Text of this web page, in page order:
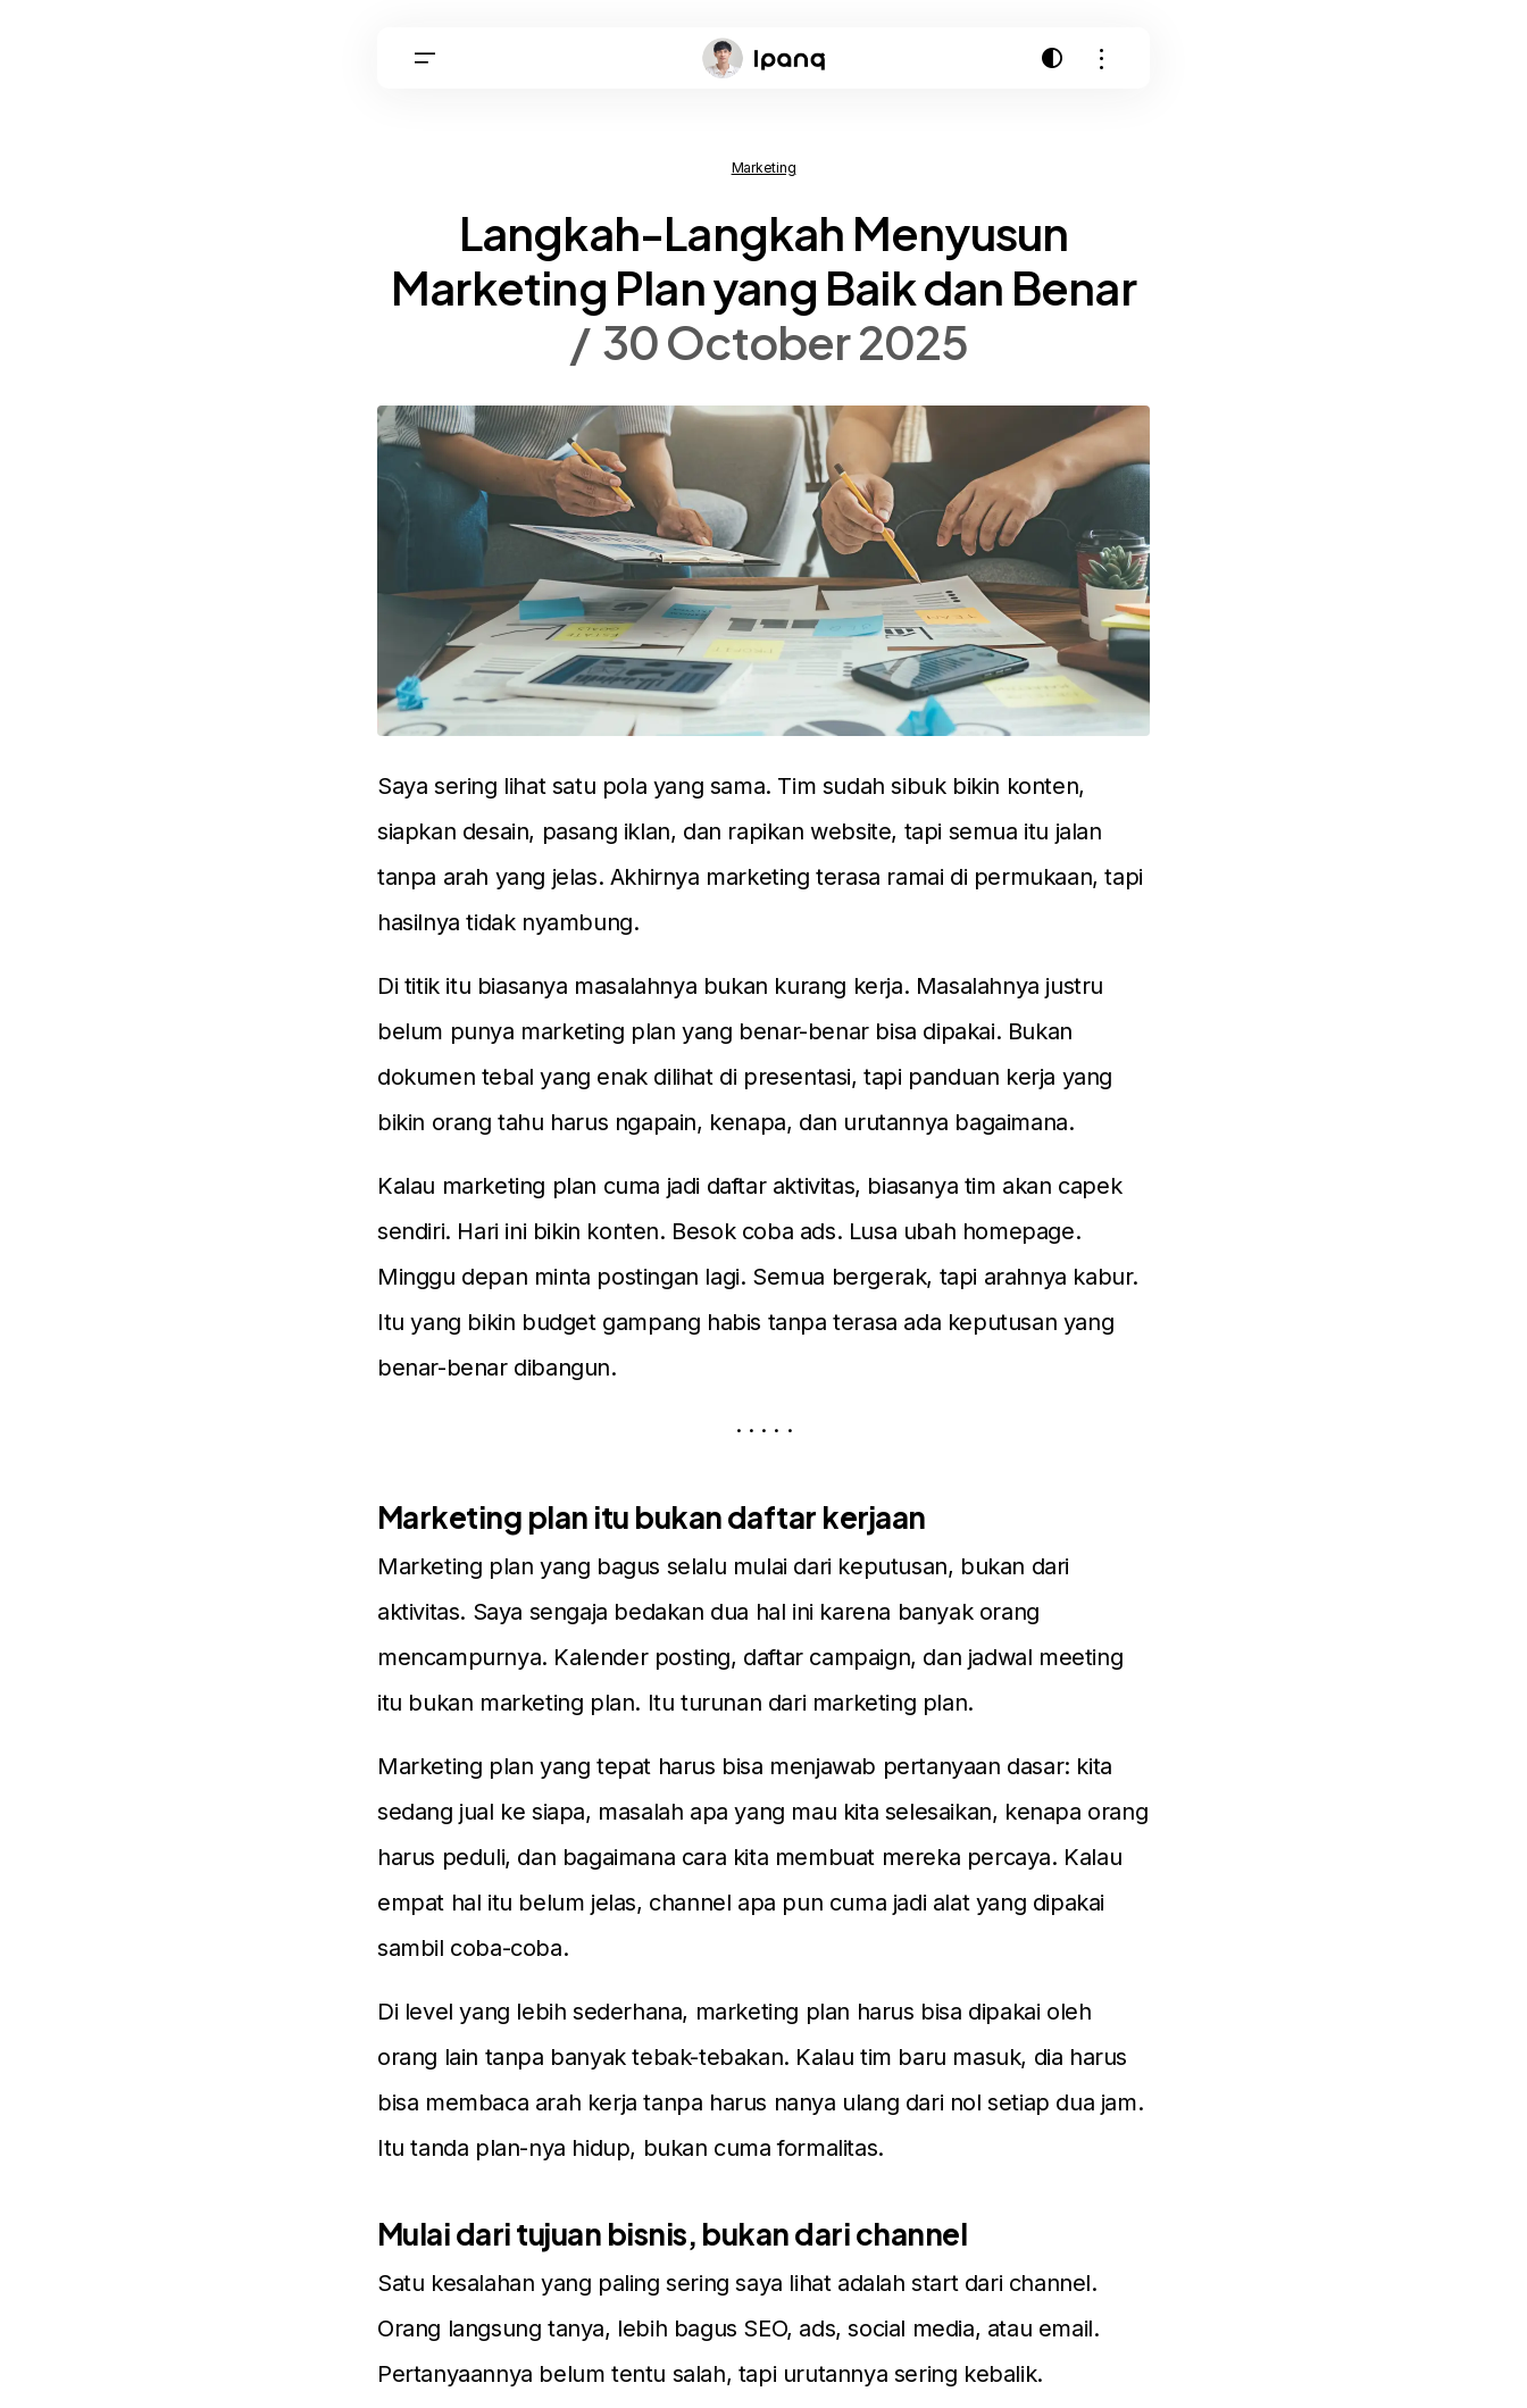
Marketing
Langkah-Langkah Menyusun
Marketing Plan yang Baik dan Benar
30 October 2025
Saya sering lihat satu pola yang sama. Tim sudah sibuk bikin konten,
siapkan desain, pasang iklan, dan rapikan website, tapi semua itu jalan
tanpa arah yang jelas. Akhirnya marketing terasa ramai di permukaan, tapi
hasilnya tidak nyambung.
Di titik itu biasanya masalahnya bukan kurang kerja. Masalahnya justru
belum punya marketing plan yang benar-benar bisa dipakai. Bukan
dokumen tebal yang enak dilihat di presentasi, tapi panduan kerja yang
bikin orang tahu harus ngapain, kenapa, dan urutannya bagaimana.
Kalau marketing plan cuma jadi daftar aktivitas, biasanya tim akan capek
sendiri. Hari ini bikin konten. Besok coba ads. Lusa ubah homepage.
Minggu depan minta postingan lagi. Semua bergerak, tapi arahnya kabur.
Itu yang bikin budget gampang habis tanpa terasa ada keputusan yang
benar-benar dibangun.
· · · · ·
Marketing plan itu bukan daftar kerjaan
Marketing plan yang bagus selalu mulai dari keputusan, bukan dari
aktivitas. Saya sengaja bedakan dua hal ini karena banyak orang
mencampurnya. Kalender posting, daftar campaign, dan jadwal meeting
itu bukan marketing plan. Itu turunan dari marketing plan.
Marketing plan yang tepat harus bisa menjawab pertanyaan dasar: kita
sedang jual ke siapa, masalah apa yang mau kita selesaikan, kenapa orang
harus peduli, dan bagaimana cara kita membuat mereka percaya. Kalau
empat hal itu belum jelas, channel apa pun cuma jadi alat yang dipakai
sambil coba-coba.
Di level yang lebih sederhana, marketing plan harus bisa dipakai oleh
orang lain tanpa banyak tebak-tebakan. Kalau tim baru masuk, dia harus
bisa membaca arah kerja tanpa harus nanya ulang dari nol setiap dua jam.
Itu tanda plan-nya hidup, bukan cuma formalitas.
Mulai dari tujuan bisnis, bukan dari channel
Satu kesalahan yang paling sering saya lihat adalah start dari channel.
Orang langsung tanya, lebih bagus SEO, ads, social media, atau email.
Pertanyaannya belum tentu salah, tapi urutannya sering kebalik.